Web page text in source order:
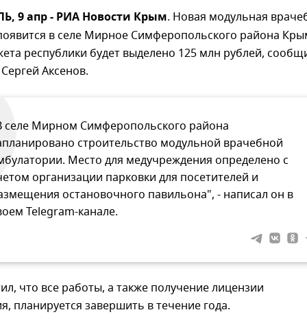
9 апр - РИА Новости Крым. Новая модульная
в селе Мирное Симферопольского района
республики будет выделено 125 млн рублей,
Аксенов.
селе Мирном Симферопольского района
строительство модульной врачебной
Место для медучреждения определено с
организации парковки для посетителей и
остановочного павильона", - написал он в
Telegram-канале.
что все работы, а также получение лицензии
планируется завершить в течение года.